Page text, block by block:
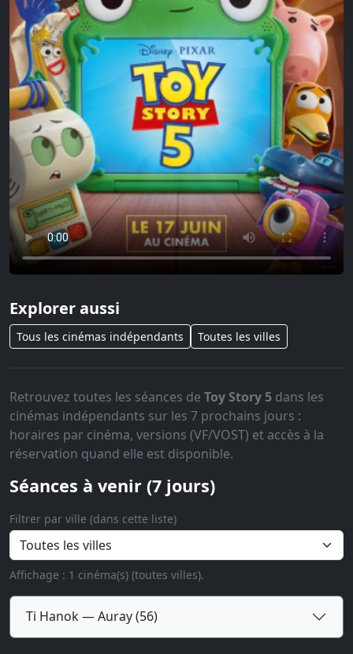
Explorer aussi
Tous les cinémas indépendants Toutes les villes
Retrouvez toutes les séances de Toy Story 5 dans les
cinémas indépendants sur les 7 prochains jours :
horaires par cinéma, versions (VF/VOST) et accès à la
réservation quand elle est disponible.
Séances à venir (7 jours)
Filtrer par ville (dans cette liste)
Affichage : 1 cinéma(s) (toutes villes).
Ti Hanok — Auray (56)